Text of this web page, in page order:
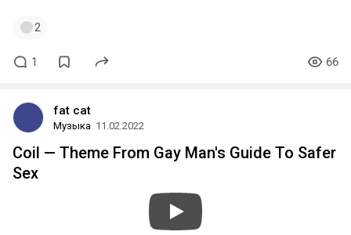
2
1 66
fat cat
Музыка 11.02.2022
Coil — Theme From Gay Man's Guide To Safer
Sex